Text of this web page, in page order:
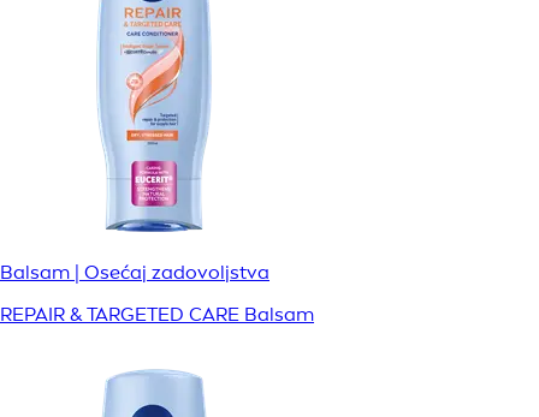
Balsam | Osećaj zadovoljstva
REPAIR & TARGETED CARE Balsam